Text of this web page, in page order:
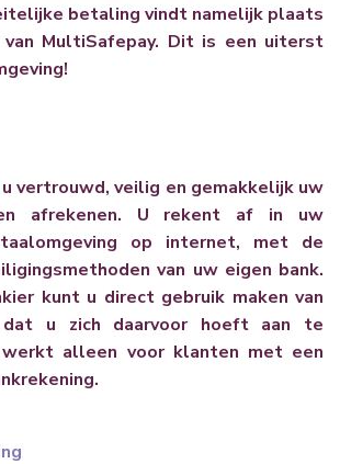
betaling vindt namelijk plaats
MultiSafepay. Dit is een uiterst
vertrouwd, veilig en gemakkelijk uw
afrekenen. U rekent af in uw
op internet, met de
van uw eigen bank.
kunt u direct gebruik maken van
dat u zich daarvoor hoeft aan te
werkt alleen voor klanten met een